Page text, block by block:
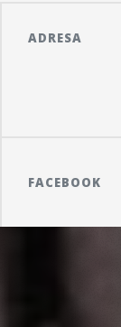
ADRESA
FACEBOOK